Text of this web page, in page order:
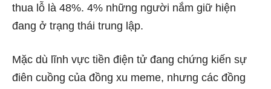
thua lỗ là 48%. 4% những người nắm giữ hiện
đang ở trạng thái trung lập.
Mặc dù lĩnh vực tiền điện tử đang chứng kiến ​​sự
điên cuồng của đồng xu meme, nhưng các đồng